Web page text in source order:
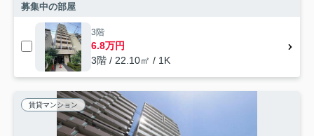
募集中の部屋
3階
6.8万円
3階 / 22.10㎡ / 1K
賃貸マンション